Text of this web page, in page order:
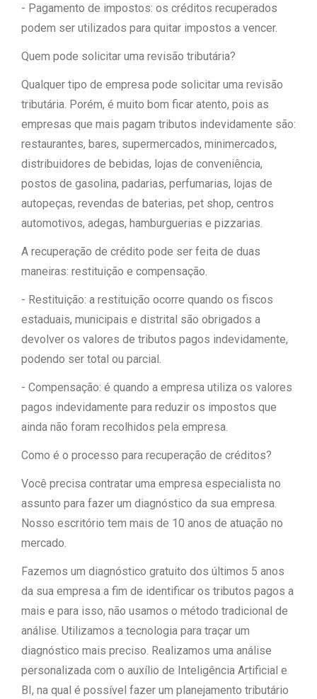
- Pagamento de impostos: os créditos recuperados
podem ser utilizados para quitar impostos a vencer.
Quem pode solicitar uma revisão tributária?
Qualquer tipo de empresa pode solicitar uma revisão
tributária. Porém, é muito bom ficar atento, pois as
empresas que mais pagam tributos indevidamente são:
restaurantes, bares, supermercados, minimercados,
distribuidores de bebidas, lojas de conveniência,
postos de gasolina, padarias, perfumarias, lojas de
autopeças, revendas de baterias, pet shop, centros
automotivos, adegas, hamburguerias e pizzarias.
A recuperação de crédito pode ser feita de duas
maneiras: restituição e compensação.
- Restituição: a restituição ocorre quando os fiscos
estaduais, municipais e distrital são obrigados a
devolver os valores de tributos pagos indevidamente,
podendo ser total ou parcial.
- Compensação: é quando a empresa utiliza os valores
pagos indevidamente para reduzir os impostos que
ainda não foram recolhidos pela empresa.
Como é o processo para recuperação de créditos?
Você precisa contratar uma empresa especialista no
assunto para fazer um diagnóstico da sua empresa.
Nosso escritório tem mais de 10 anos de atuação no
mercado.
Fazemos um diagnóstico gratuito dos últimos 5 anos
da sua empresa a fim de identificar os tributos pagos a
mais e para isso, não usamos o método tradicional de
análise. Utilizamos a tecnologia para traçar um
diagnóstico mais preciso. Realizamos uma análise
personalizada com o auxílio de Inteligência Artificial e
BI, na qual é possível fazer um planejamento tributário